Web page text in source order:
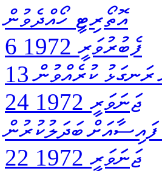
އޮތޯރިޓީ ހޯއްދެވުން
6 ފެބުރުވަރީ 1972
ރަނގަޅު ކުރެއްވުން
24 ޖަނަވަރީ 1972
ބަދަލުކުރުން
22 ޖަނަވަރީ 1972